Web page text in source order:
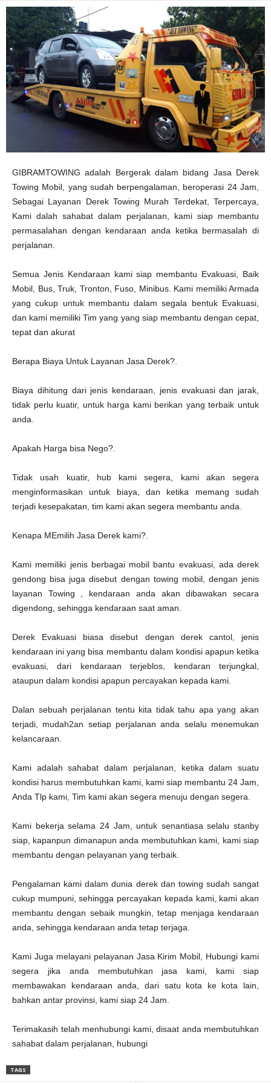
GIBRAMTOWING adalah Bergerak dalam bidang Jasa Derek
Towing Mobil, yang sudah berpengalaman, beroperasi 24 Jam,
Sebagai Layanan Derek Towing Murah Terdekat, Terpercaya,
Kami dalah sahabat dalam perjalanan, kami siap membantu
permasalahan dengan kendaraan anda ketika bermasalah di
perjalanan.
Semua Jenis Kendaraan kami siap membantu Evakuasi, Baik
Mobil, Bus, Truk, Tronton, Fuso, Minibus. Kami memiliki Armada
yang cukup untuk membantu dalam segala bentuk Evakuasi,
dan kami memiliki Tim yang yang siap membantu dengan cepat,
tepat dan akurat
Berapa Biaya Untuk Layanan Jasa Derek?.
Biaya dihitung dari jenis kendaraan, jenis evakuasi dan jarak,
tidak perlu kuatir, untuk harga kami berikan yang terbaik untuk
anda.
Apakah Harga bisa Nego?.
Tidak usah kuatir, hub kami segera, kami akan segera
menginformasikan untuk biaya, dan ketika memang sudah
terjadi kesepakatan, tim kami akan segera membantu anda.
Kenapa MEmilih Jasa Derek kami?.
Kami memiliki jenis berbagai mobil bantu evakuasi, ada derek
gendong bisa juga disebut dengan towing mobil, dengan jenis
layanan Towing , kendaraan anda akan dibawakan secara
digendong, sehingga kendaraan saat aman.
Derek Evakuasi biasa disebut dengan derek cantol, jenis
kendaraan ini yang bisa membantu dalam kondisi apapun ketika
evakuasi, dari kendaraan terjeblos, kendaran terjungkal,
ataupun dalam kondisi apapun percayakan kepada kami.
Dalan sebuah perjalanan tentu kita tidak tahu apa yang akan
terjadi, mudah2an setiap perjalanan anda selalu menemukan
kelancaraan.
Kami adalah sahabat dalam perjalanan, ketika dalam suatu
kondisi harus membutuhkan kami, kami siap membantu 24 Jam,
Anda Tlp kami, Tim kami akan segera menuju dengan segera.
Kami bekerja selama 24 Jam, untuk senantiasa selalu stanby
siap, kapanpun dimanapun anda membutuhkan kami, kami siap
membantu dengan pelayanan yang terbaik.
Pengalaman kami dalam dunia derek dan towing sudah sangat
cukup mumpuni, sehingga percayakan kepada kami, kami akan
membantu dengan sebaik mungkin, tetap menjaga kendaraan
anda, sehingga kendaraan anda tetap terjaga.
Kami Juga melayani pelayanan Jasa Kirim Mobil, Hubungi kami
segera jika anda membutuhkan jasa kami, kami siap
membawakan kendaraan anda, dari satu kota ke kota lain,
bahkan antar provinsi, kami siap 24 Jam.
Terimakasih telah menhubungi kami, disaat anda membutuhkan
sahabat dalam perjalanan, hubungi
TAGS